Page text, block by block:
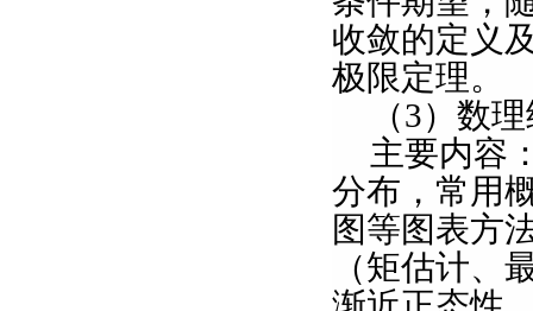
收敛的定义
极限定理。
（3）数
主要内容
分布，常用
图等图表方
（矩估计、